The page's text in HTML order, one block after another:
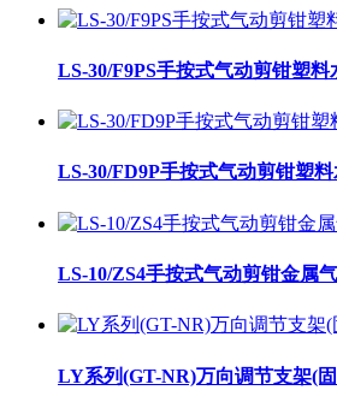
LS-30/F9PS手按式气动剪钳塑料
LS-30/FD9P手按式气动剪钳塑料
LS-10/ZS4手按式气动剪钳金属
LY系列(GT-NR)万向调节支架(